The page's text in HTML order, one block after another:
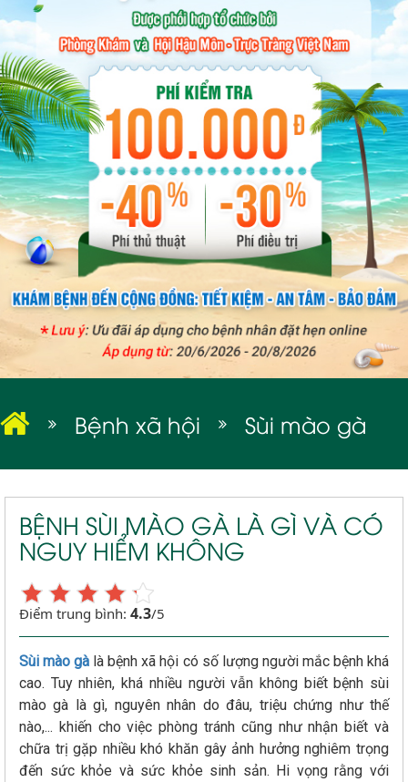
BỆNH HẬU MÔN
BỆNH XÃ HỘI
Bệnh xã hội Sùi mào gà
BỆNH SÙI MÀO GÀ LÀ GÌ VÀ CÓ
NGUY HIỂM KHÔNG
Điểm trung bình: 4.3/5
Sùi mào gà là bệnh xã hội có số lượng người mắc bệnh khá
cao. Tuy nhiên, khá nhiều người vẫn không biết bệnh sùi
mào gà là gì, nguyên nhân do đâu, triệu chứng như thế
nào,... khiến cho việc phòng tránh cũng như nhận biết và
chữa trị gặp nhiều khó khăn gây ảnh hưởng nghiêm trọng
đến sức khỏe và sức khỏe sinh sản. Hi vọng rằng với